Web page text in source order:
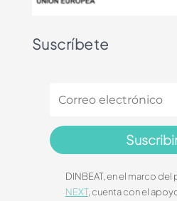
Suscríbete
DINBEAT, en el marco
NEXT, cuenta con el